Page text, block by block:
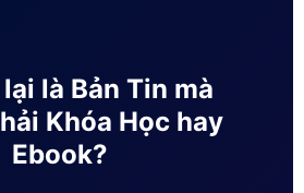
là Bản Tin mà
Khóa Học hay
Ebook?